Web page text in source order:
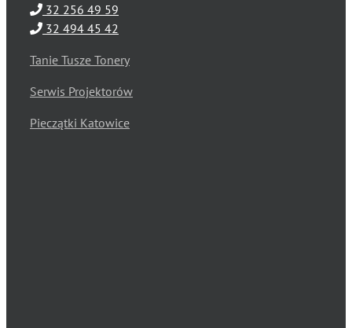
32 256 49 59
32 494 45 42
Tanie Tusze Tonery
Serwis Projektorów
Pieczątki Katowice